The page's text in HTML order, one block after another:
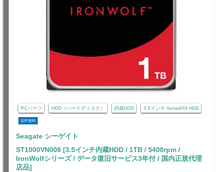
PCパーツ HDD（ハードディスク） 内蔵HDD 3.5インチ SerialATA HDD
送料無料
Seagate シーゲイト
ST1000VN008 [3.5インチ内蔵HDD / 1TB / 5400rpm /
IronWolfシリーズ / データ復旧サービス3年付 / 国内正規代理
店品]